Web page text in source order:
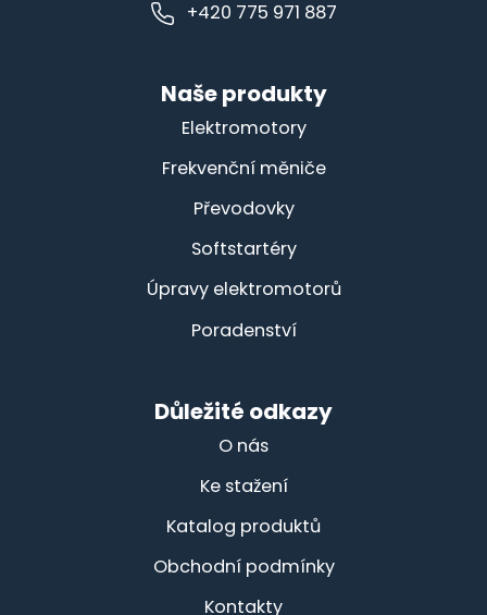
+420 775 971 887
Naše produkty
Elektromotory
Frekvenční měniče
Převodovky
Softstartéry
Úpravy elektromotorů
Poradenství
Důležité odkazy
O nás
Ke stažení
Katalog produktů
Obchodní podmínky
Kontakty